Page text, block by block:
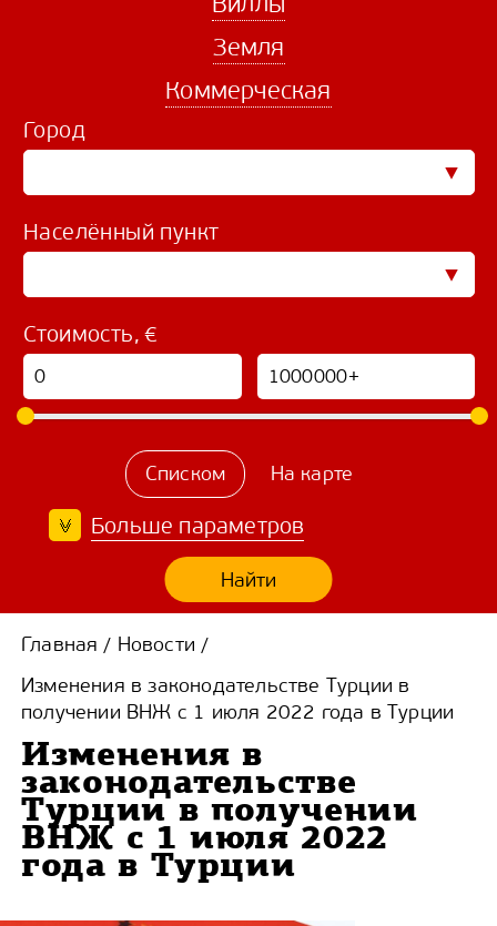
Земля
Коммерческая
Город
Населённый пункт
Стоимость, €
Списком На карте
Найти
Больше параметров
Главная / Новости /
Изменения в законодательстве Турции в
получении ВНЖ с 1 июля 2022 года в Турции
Изменения в
законодательстве
Турции в получении
ВНЖ с 1 июля 2022
года в Турции